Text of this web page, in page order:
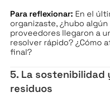
Para reflexionar: En el
organizaste, ¿hubo
proveedores llegaron a
resolver rápido? ¿Cómo
final?
5. La sostenibilidad
residuos